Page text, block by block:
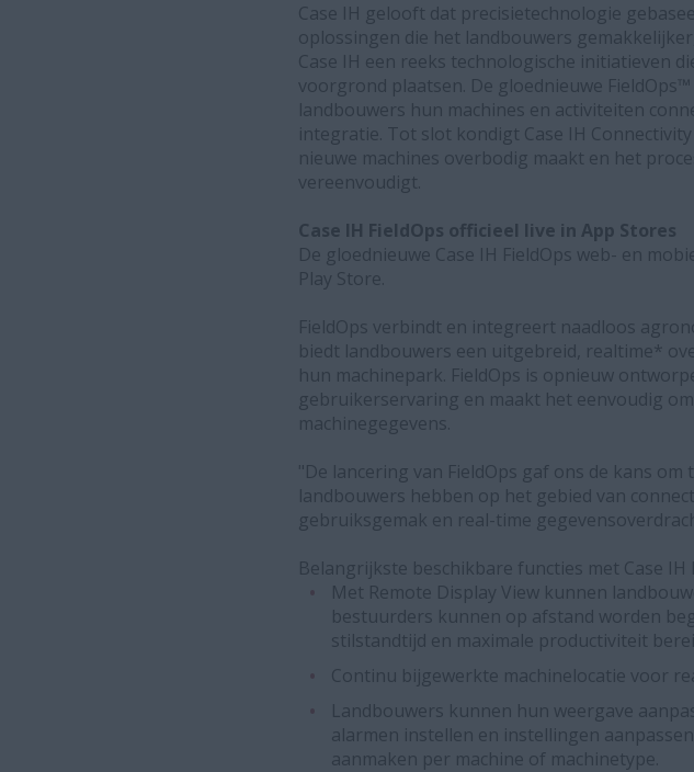
Case IH gelooft dat precisietechnologie
oplossingen die het landbouwers
Case IH een reeks technologische initiatieven
voorgrond plaatsen. De gloednieuwe
landbouwers hun machines en activiteiten
integratie. Tot slot kondigt Case IH
nieuwe machines overbodig maakt en het
vereenvoudigt.
Case IH FieldOps officieel live in App Stores
De gloednieuwe Case IH FieldOps web- en
Play Store.
FieldOps verbindt en integreert naadloos
biedt landbouwers een uitgebreid, realtime*
hun machinepark. FieldOps is opnieuw
gebruikerservaring en maakt het eenvoudig
machinegegevens.
"De lancering van FieldOps gaf ons de kans
landbouwers hebben op het gebied van
gebruiksgemak en real-time
Belangrijkste beschikbare functies met Case IH
Met Remote Display View kunnen
bestuurders kunnen op afstand worden
stilstandtijd en maximale productiviteit
Continu bijgewerkte machinelocatie voor
Landbouwers kunnen hun weergave
alarmen instellen en instellingen
aanmaken per machine of machinetype.